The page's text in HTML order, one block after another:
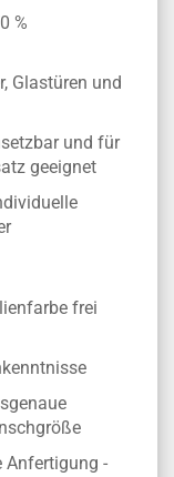
%
Glastüren und
und für
geeignet
frei
Anfertigung -